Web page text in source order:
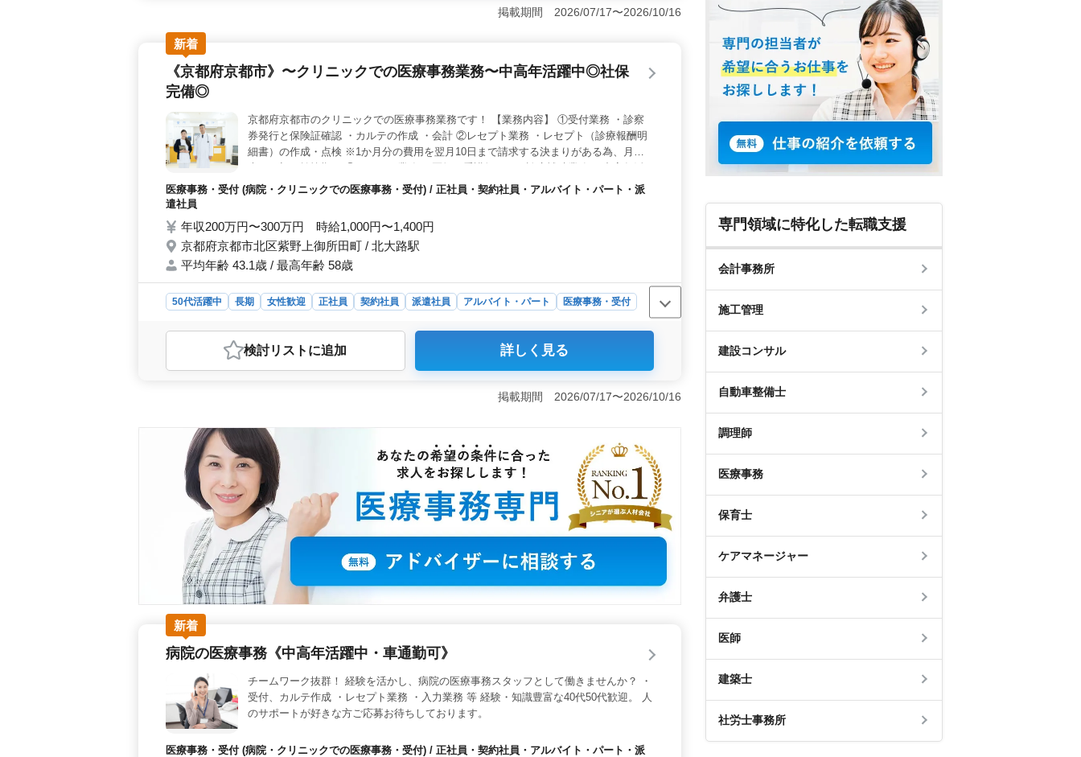
仕事と私生活のバランスを保ちやすい環境です。 ＜勤務形態の柔軟性＞ 様々な勤務形態が
ライフスタイルやニーズに合わせて働き方を選ぶことができます。週3日〜の勤務も可能なた
め、自分の時間を大切にしながら働けます。 ＜中高年の活躍＞ 50歳以上の方も多く活躍し
ている職場です。年齢を気にせず、これまでの医療事務の経験を活かすことができます。
掲載期間 2026/07/17〜2026/10/16
新着
《京都府京都市》〜クリニックでの医療事務業務〜中高年活躍中◎社保
完備◎
京都府京都市のクリニックでの医療事務業務です！ 【業務内容】 ①受付業務 ・診察
券発行と保険証確認 ・カルテの作成 ・会計 ②レセプト業務 ・レセプト（診療報酬明
細書）の作成・点検 ※1か月分の費用を翌月10日まで請求する決まりがある為、月
躍中 ＊社会保険完備 ＊経験者優遇 中高年も活躍中の職場です！ 今までの経験を活か
医療事務・受付 (病院・クリニックでの医療事務・受付) / 正社員・契約社員・アルバイト・パート・派
遣社員
年収200万円〜300万円 時給1,000円〜1,400円
京都府京都市北区紫野上御所田町 / 北大路駅
平均年齢 43.1歳 / 最高年齢 58歳
50代活躍中 長期 女性歓迎 正社員 契約社員 派遣社員 アルバイト・パート 医療事務・受付
＜多様な雇用形態＞ 正社員から派遣社員まで多様な雇用形態を提供し、ライフスタイルに合わ
せた働き方が可能で、無理なく働け、長期的安定な勤務につながります。 ＜経験者募集＞
力として働けます。 ＜福利厚生の充実＞ 社会保険完備で、長期で安心して働くことができ
検討リスト に追加 詳しく見る
掲載期間 2026/07/17〜2026/10/16
新着
病院の医療事務《中高年活躍中・車通勤可》
チームワーク抜群！ 経験を活かし、病院の医療事務スタッフとして働きませんか？ ・
受付、カルテ作成 ・レセプト業務 ・入力業務 等 経験・知識豊富な40代50代歓迎。 人
のサポートが好きな方ご応募お待ちしております。
医療事務・受付 (病院・クリニックでの医療事務・受付) / 正社員・契約社員・アルバイト・パート・派
専門領域に特化した転職支援
会計事務所
施工管理
建設コンサル
自動車整備士
調理師
医療事務
保育士
ケアマネージャー
弁護士
医師
建築士
社労士事務所